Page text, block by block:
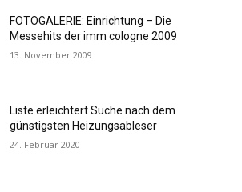
FOTOGALERIE: Einrichtung – Die
Messehits der imm cologne 2009
13. November 2009
Liste erleichtert Suche nach dem
günstigsten Heizungsableser
24. Februar 2020